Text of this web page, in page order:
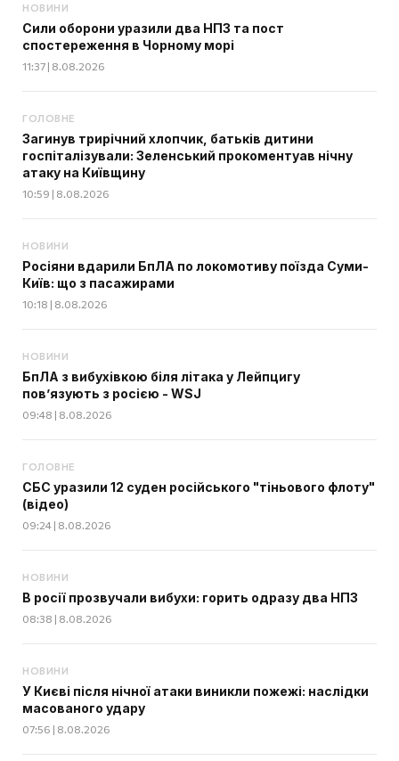
НОВИНИ
Сили оборони уразили два НПЗ та пост
спостереження в Чорному морі
11:37 | 8.08.2026
ГОЛОВНЕ
Загинув трирічний хлопчик, батьків дитини
госпіталізували: Зеленський прокоментуав нічну
атаку на Київщину
10:59 | 8.08.2026
НОВИНИ
Росіяни вдарили БпЛА по локомотиву поїзда Суми-
Київ: що з пасажирами
10:18 | 8.08.2026
НОВИНИ
БпЛА з вибухівкою біля літака у Лейпцигу
пов’язують з росією - WSJ
09:48 | 8.08.2026
ГОЛОВНЕ
СБС уразили 12 суден російського "тіньового флоту"
(відео)
09:24 | 8.08.2026
НОВИНИ
В росії прозвучали вибухи: горить одразу два НПЗ
08:38 | 8.08.2026
НОВИНИ
У Києві після нічної атаки виникли пожежі: наслідки
масованого удару
07:56 | 8.08.2026